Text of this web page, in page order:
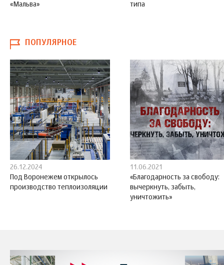
«Мальва»
типа
ПОПУЛЯРНОЕ
26.12.2024
Под Воронежем открылось
производство теплоизоляции
11.06.2021
«Благодарность за свободу:
вычеркнуть, забыть,
уничтожить»